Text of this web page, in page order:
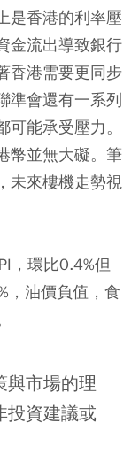
是香港的利率壓
金流出導致銀行
香港需要更同步
準會還有一系列
能承受壓力。
幣並無大礙。筆
未來樓機走勢視
，環比0.4%但
，油價負值，食
與市場的理
投資建議或